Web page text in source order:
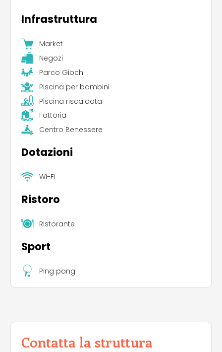
Infrastruttura
Market
Negozi
Parco Giochi
Piscina per bambini
Piscina riscaldata
Fattoria
Centro Benessere
Dotazioni
Wi-Fi
Ristoro
Ristorante
Sport
Ping pong
Contatta la struttura